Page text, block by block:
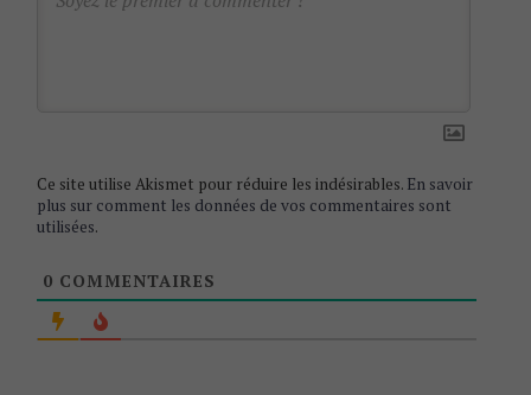
Ce site utilise Akismet pour réduire les indésirables. En savoir
plus sur comment les données de vos commentaires sont
utilisées.
0 COMMENTAIRES